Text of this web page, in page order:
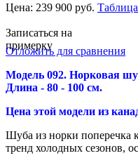
Цена: 239 900 руб.
Записаться на
примерку
Отложить для сравнения
Модель 092. Норковая
Длина - 80 - 100 см.
Цена этой модели из
Шуба из норки поперечка
тренд холодных сезонов,